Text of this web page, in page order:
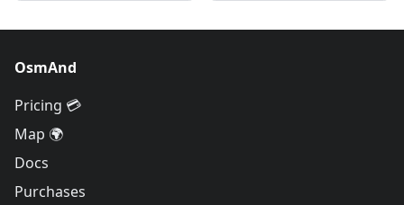
OsmAnd
Pricing 💳
Map 🌍
Docs
Purchases